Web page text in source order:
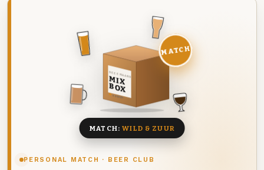
PERSONAL MATCH · BEER CLUB
DEZE MAAND
MIX
BOX
8 BIEREN
MATCH
MATCH:WILD & ZUUR